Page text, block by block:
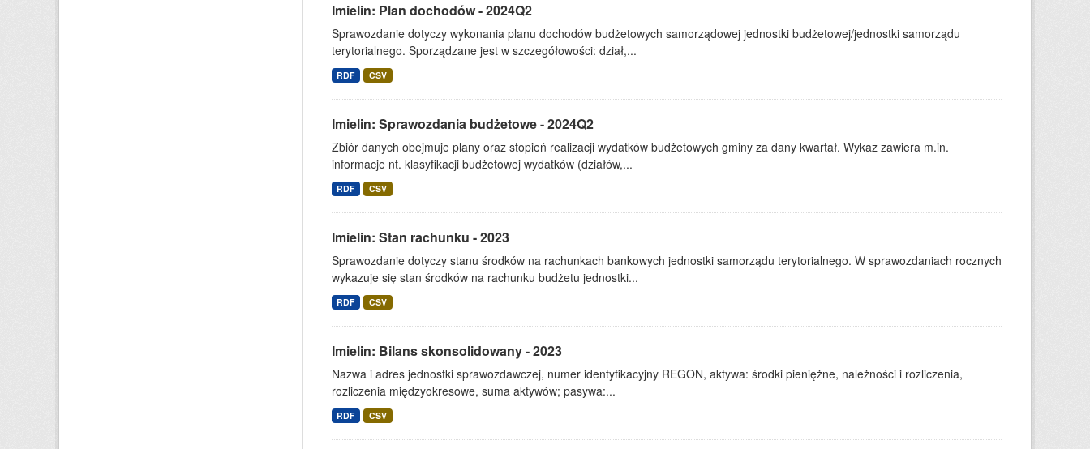
Imielin: Plan dochodów - 2024Q2
Sprawozdanie dotyczy wykonania planu dochodów budżetowych samorządowej jednostki budżetowej/jednostki samorządu
terytorialnego. Sporządzane jest w szczegółowości: dział,...
RDF CSV
Imielin: Sprawozdania budżetowe - 2024Q2
Zbiór danych obejmuje plany oraz stopień realizacji wydatków budżetowych gminy za dany kwartał. Wykaz zawiera m.in.
informacje nt. klasyfikacji budżetowej wydatków (działów,...
RDF CSV
Imielin: Stan rachunku - 2023
Sprawozdanie dotyczy stanu środków na rachunkach bankowych jednostki samorządu terytorialnego. W sprawozdaniach rocznych
wykazuje się stan środków na rachunku budżetu jednostki...
RDF CSV
Imielin: Bilans skonsolidowany - 2023
Nazwa i adres jednostki sprawozdawczej, numer identyfikacyjny REGON, aktywa: środki pieniężne, należności i rozliczenia,
rozliczenia międzyokresowe, suma aktywów; pasywa:...
RDF CSV